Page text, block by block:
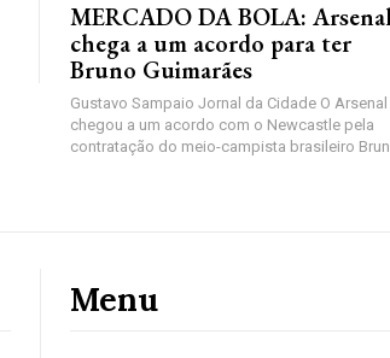
MERCADO DA BOLA:
chega a um acordo para ter
Bruno Guimarães
Gustavo Sampaio Jornal da Cidade O Arsenal
chegou a um acordo com o Newcastle pela
contratação do meio-campista brasileiro
Menu